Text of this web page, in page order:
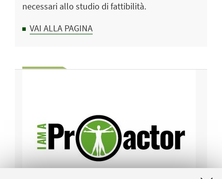
necessari allo studio di fattibilità.
VAI ALLA PAGINA